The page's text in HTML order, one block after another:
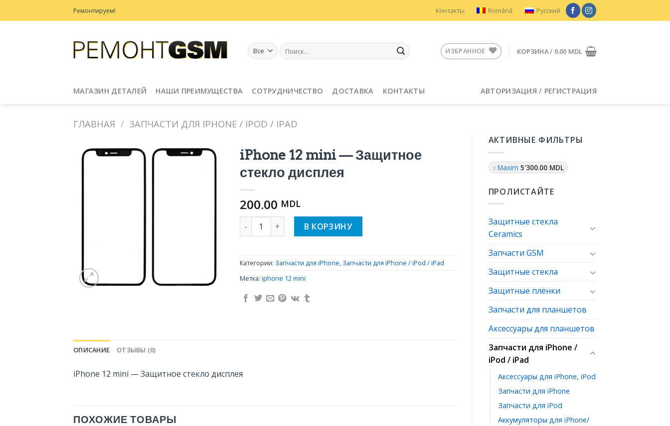
to
Ремонтируем! Контакты Română Русский
Искать: ИЗБРАННОЕ КОРЗИНА / 0.00 MDL
МАГАЗИН ДЕТАЛЕЙ НАШИ ПРЕИМУЩЕСТВА СОТРУДНИЧЕСТВО ДОСТАВКА КОНТАКТЫ АВТОРИЗАЦИЯ / РЕГИСТРАЦИЯ
ГЛАВНАЯ / ЗАПЧАСТИ ДЛЯ IPHONE / IPOD / IPAD
АКТИВНЫЕ ФИЛЬТРЫ
Maxim 5'300.00 MDL
ПРОЛИСТАЙТЕ
Защитные стекла
Ceramics
Запчасти GSM
Защитные стекла
Защитные плёнки
Запчасти для планшетов
Аксессуары для планшетов
Запчасти для iPhone /
iPod / iPad
Аксессуары для iPhone, iPod
Запчасти для iPhone
Запчасти для iPod
Аккумуляторы для iPhone/
iPhone 12 mini — Защитное
стекло дисплея
200.00 MDL
Количество iPhone 12 mini — Защитное стекло дисплея
В КОРЗИНУ
Категории: Запчасти для iPhone, Запчасти для iPhone / iPod / iPad
Метка: iphone 12 mini
ОПИСАНИЕ ОТЗЫВЫ (0)
iPhone 12 mini — Защитное стекло дисплея
ПОХОЖИЕ ТОВАРЫ